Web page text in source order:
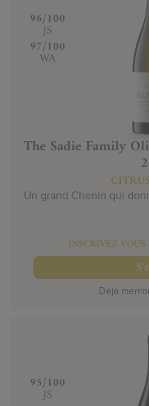
‍96/100
JS
‍97/100
WA
The Sadie Family
Un grand Chenin qui
INSCRIVEZ-
Déjà
‍95/100
JS